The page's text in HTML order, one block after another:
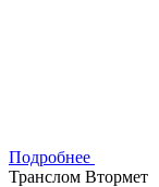
Подробнее
Транслом Втормет